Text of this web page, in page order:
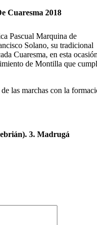
Cuaresma 2018
Pascual Marquina de
Solano, su tradicional
Cuaresma, en esta
de Montilla que
las marchas con la
3. Madrugá